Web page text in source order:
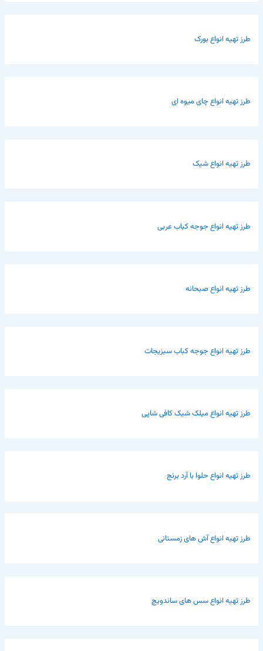
طرز تهیه انواع بورک
طرز تهیه انواع چای میوه ای
طرز تهیه انواع شیک
طرز تهیه انواع جوجه کباب عربی
طرز تهیه انواع صبحانه
طرز تهیه انواع جوجه کباب سبزیجات
طرز تهیه انواع میلک شیک کافی شاپی
طرز تهیه انواع حلوا با آرد برنج
طرز تهیه انواع آش های زمستانی
طرز تهیه انواع سس های ساندویچ